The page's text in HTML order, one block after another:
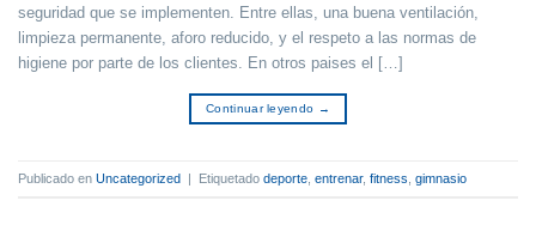
seguridad que se implementen. Entre ellas, una buena ventilación,
limpieza permanente, aforo reducido, y el respeto a las normas de
higiene por parte de los clientes. En otros paises el […]
Continuar leyendo →
Publicado en Uncategorized | Etiquetado deporte entrenar, fitness gimnasio